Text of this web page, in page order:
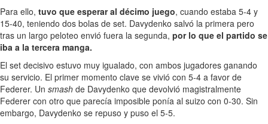
Para ello, tuvo que esperar al décimo juego, cuando estaba 5-4 y
15-40, teniendo dos bolas de set. Davydenko salvó la primera pero
tras un largo peloteo envió fuera la segunda, por lo que el partido se
iba a la tercera manga.
El set decisivo estuvo muy igualado, con ambos jugadores ganando
su servicio. El primer momento clave se vivió con 5-4 a favor de
Federer. Un smash de Davydenko que devolvió magistralmente
Federer con otro que parecía imposible ponía al suizo con 0-30. Sin
embargo, Davydenko se repuso y puso el 5-5.